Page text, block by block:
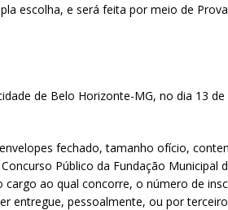
escolha, e será feita por meio de
de Belo Horizonte-MG, no dia 13
fechado, tamanho ofício,
Público da Fundação Municipal
ao qual concorre, o número de
entregue, pessoalmente, ou por